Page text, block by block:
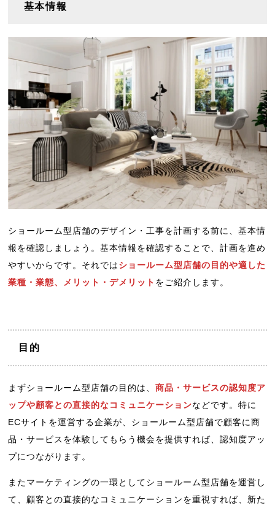
基本情報
ショールーム型店舗のデザイン・工事を計画する前に、基本情
報を確認しましょう。基本情報を確認することで、計画を進め
やすいからです。それではショールーム型店舗の目的や適した
業種・業態、メリット・デメリット をご紹介します。
目的
まずショールーム型店舗の目的は、商品・サービスの認知度ア
ップや顧客との直接的なコミュニケーションなどです。特に
ECサイトを運営する企業が、ショールーム型店舗で顧客に商
品・サービスを体験してもらう機会を提供すれば、認知度アッ
プにつながります。
またマーケティングの一環としてショールーム型店舗を運営し
て、顧客との直接的なコミュニケーションを重視すれば、新た